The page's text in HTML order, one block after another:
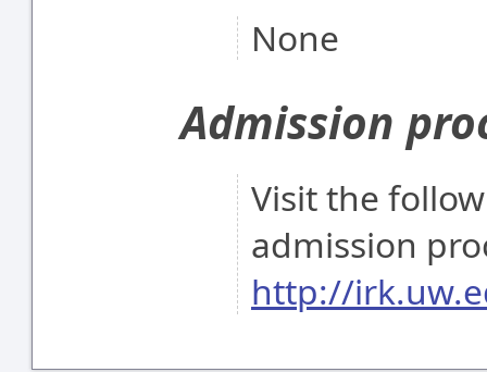
None
Admission
Visit the
admission
http://